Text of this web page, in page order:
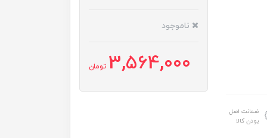
ضمانت اصل
بودن کالا
ناموجود
3,564,000 تومان